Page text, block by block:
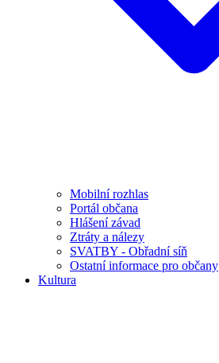
Mobilní rozhlas
Portál občana
Hlášení závad
Ztráty a nálezy
SVATBY - Obřadní síň
Ostatní informace pro občany
Kultura